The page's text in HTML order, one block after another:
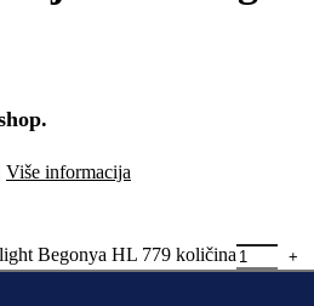
Više informacija
Begonya HL 779 količina